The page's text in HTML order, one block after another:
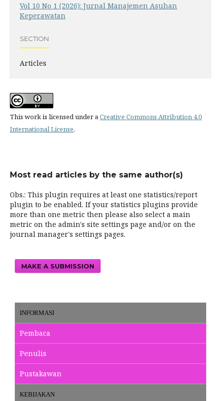
Vol 10 No 1 (2026): Jurnal Manajemen Asuhan
Keperawatan
SECTION
Articles
This work is licensed under aCreative Commons Attribution 4.0
International License.
Most read articles by the same author(s)
Obs.: This plugin requires at least one statistics/report
plugin to be enabled. If your statistics plugins provide
more than one metric then please also select a main
metric on the admin's site settings page and/or on the
journal manager's settings pages.
MAKE A SUBMISSION
INFORMASI
Pembaca
Penulis
Pustakawan
KEBIJAKAN